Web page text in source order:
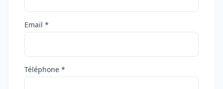
Email *
Téléphone *